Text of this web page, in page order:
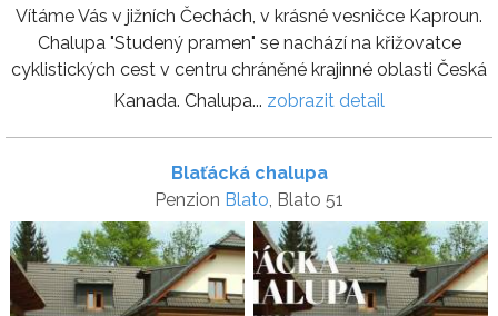
Vítáme Vás v jižních Čechách, v krásné vesničce Kaproun.
Chalupa "Studený pramen" se nachází na křižovatce
cyklistických cest v centru chráněné krajinné oblasti Česká
Kanada. Chalupa... zobrazit detail
Blaťácká chalupa
Penzion Blato, Blato 51